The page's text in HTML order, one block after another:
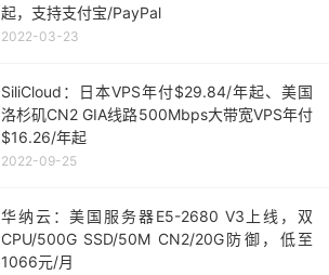
起，支持支付宝/PayPal
2022-03-23
SiliCloud：日本VPS年付$29.84/年起、美国
洛杉矶CN2 GIA线路500Mbps大带宽VPS年付
$16.26/年起
2022-09-25
华纳云：美国服务器E5-2680 V3上线，双
CPU/500G SSD/50M CN2/20G防御，低至
1066元/月